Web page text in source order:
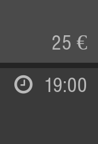
25 €
19:00